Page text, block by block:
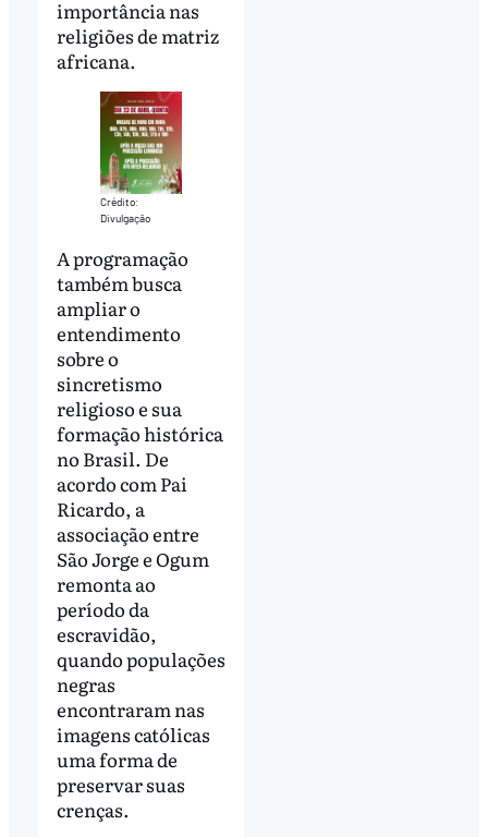
importância nas
religiões de matriz
africana.
Crédito:
Divulgação
A programação
também busca
ampliar o
entendimento
sobre o
sincretismo
religioso e sua
formação histórica
no Brasil. De
acordo com Pai
Ricardo, a
associação entre
São Jorge e Ogum
remonta ao
período da
escravidão,
quando populações
negras
encontraram nas
imagens católicas
uma forma de
preservar suas
crenças.